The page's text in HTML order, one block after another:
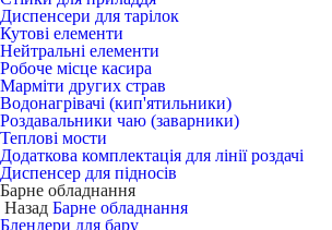
Диспенсери для тарілок
Кутові елементи
Нейтральні елементи
Робоче місце касира
Марміти других страв
Водонагрівачі (кип'ятильники)
Роздавальники чаю (заварники)
Теплові мости
Додаткова комплектація для лінії роздачі
Диспенсер для підносів
Барне обладнання
Назад Барне обладнання
Блендери для бару